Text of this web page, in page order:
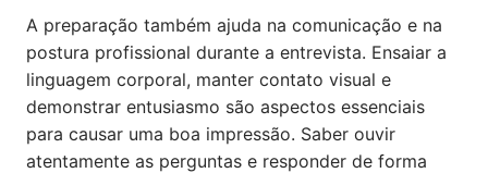
A preparação também ajuda na comunicação e na
postura profissional durante a entrevista. Ensaiar a
linguagem corporal, manter contato visual e
demonstrar entusiasmo são aspectos essenciais
para causar uma boa impressão. Saber ouvir
atentamente as perguntas e responder de forma